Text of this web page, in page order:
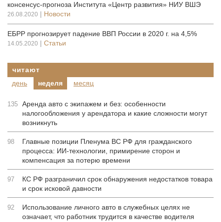
консенсус-прогноза Института «Центр развития» НИУ ВШЭ
26.08.2020 | Новости
ЕБРР прогнозирует падение ВВП России в 2020 г. на 4,5%
14.05.2020 | Статьи
читают
день
неделя месяц
135 Аренда авто с экипажем и без: особенности
налогообложения у арендатора и какие сложности могут
возникнуть
98
Главные позиции Пленума ВС РФ для гражданского
процесса: ИИ-технологии, примирение сторон и
компенсация за потерю времени
97
КС РФ разграничил срок обнаружения недостатков товара
и срок исковой давности
92
Использование личного авто в служебных целях не
означает, что работник трудится в качестве водителя